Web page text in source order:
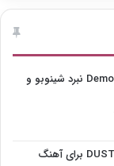
تریلر جدید انیمه Demon Slayer نبرد شینوبو و
موزیک‌ویدیو جدید DUSTCELL برای آهنگ